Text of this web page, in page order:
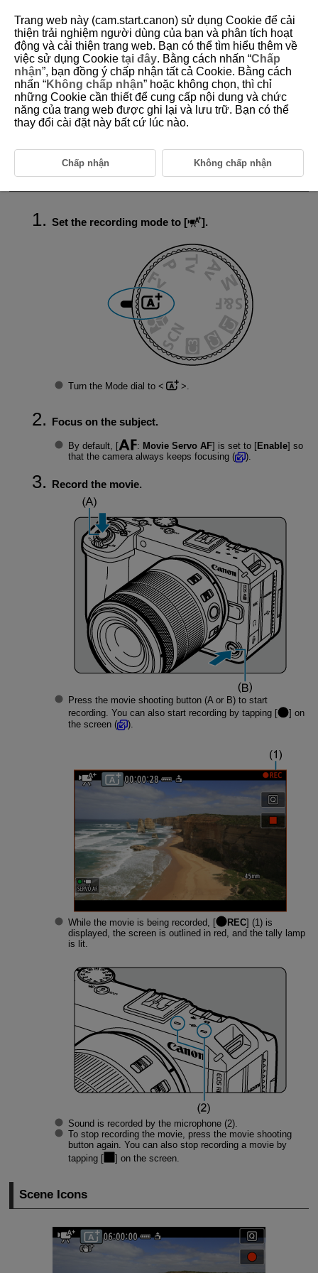
D388-030
A+: Fully Automatic Recording
(Scene Intelligent Auto)
The camera detects the type of scene and sets all settings accordingly.
The detected scene type is indicated in the upper left of the screen. For
Set the recording mode to [ ].
Turn the Mode dial to
Focus on the subject.
By default, [ : Movie Servo AF] is set to [Enable] so
that the camera always keeps focusing (
).
Record the movie.
Press the movie shooting button (A or B) to start
recording. You can also start recording by tapping [
] on
the screen (
).
While the movie is being recorded, [ REC] (1) is
displayed, the screen is outlined in red, and the tally lamp
is lit.
Sound is recorded by the microphone (2).
To stop recording the movie, press the movie shooting
button again. You can also stop recording a movie by
tapping [
] on the screen.
Scene Icons
Trang web này (cam.start.canon) sử dụng Cookie để cải
thiện trải nghiệm người dùng của bạn và phân tích hoạt
động và cải thiện trang web. Bạn có thể tìm hiểu thêm về
việc sử dụng Cookie tại đây. Bằng cách nhấn “Chấp
nhận”, bạn đồng ý chấp nhận tất cả Cookie. Bằng cách
nhấn “Không chấp nhận” hoặc không chọn, thì chỉ
những Cookie cần thiết để cung cấp nội dung và chức
năng của trang web được ghi lại và lưu trữ. Bạn có thể
thay đổi cài đặt này bất cứ lúc nào.
Chấp nhận Không chấp nhận